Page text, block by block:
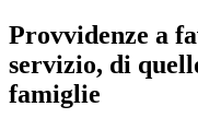
Provvidenze a
servizio, di
famiglie